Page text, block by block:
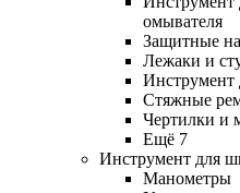
омывателя
Защитные
Лежаки и
Инструмент
Стяжные
Чертилки и
Ещё 7
Инструмент для
Манометры